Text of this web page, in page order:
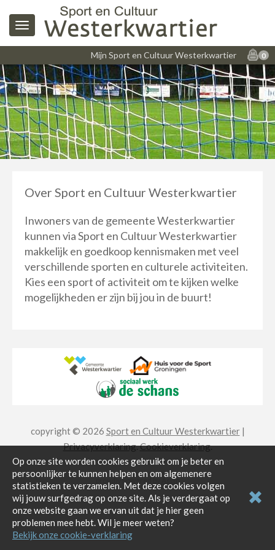
Op onze site worden cookies gebruikt om je beter en
persoonlijker te kunnen helpen en om algemenere
statistieken te verzamelen. Met deze cookies volgen
wij jouw surfgedrag op onze site. Als je verdergaat op
onze website gaan we ervan uit dat je hier geen
problemen mee hebt. Wil je meer weten?
Bekijk onze cookie-verklaring
Mijn Sport en Cultuur Westerkwartier 0
Over Sport en Cultuur Westerkwartier
Inwoners van de gemeente Westerkwartier
kunnen via Sport en Cultuur Westerkwartier
makkelijk en goedkoop kennismaken met veel
verschillende sporten en culturele activiteiten.
Kies een sport of activiteit om te kijken welke
mogelijkheden er zijn bij jou in de buurt!
copyright © 2026 Sport en Cultuur Westerkwartier|
Privacyverklaring.Cookieverklaring.
proudly powered by Aspin